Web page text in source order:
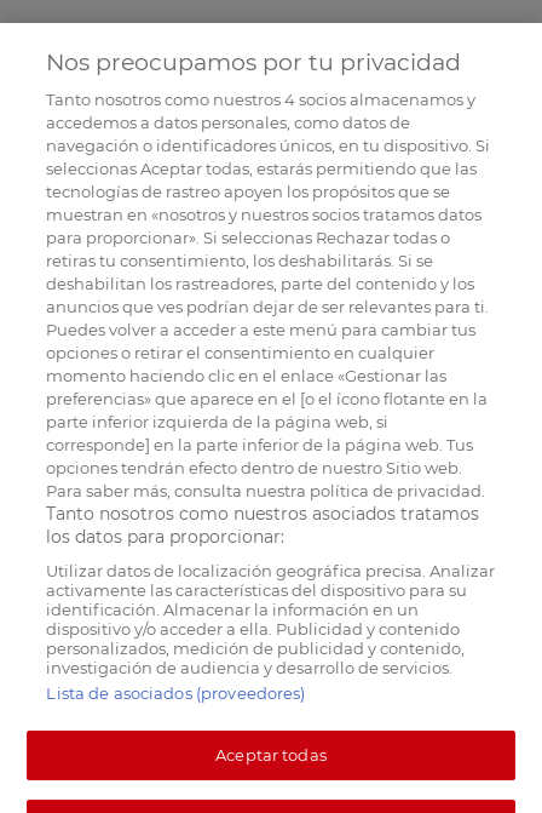
Nos preocupamos por tu privacidad
Tanto nosotros como nuestros4socios almacenamos y
accedemos a datos personales, como datos de
navegación o identificadores únicos, en tu dispositivo. Si
seleccionas Aceptar todas, estarás permitiendo que las
tecnologías de rastreo apoyen los propósitos que se
muestran en «nosotros y nuestros socios tratamos datos
para proporcionar». Si seleccionas Rechazar todas o
retiras tu consentimiento, los deshabilitarás. Si se
deshabilitan los rastreadores, parte del contenido y los
anuncios que ves podrían dejar de ser relevantes para ti.
Puedes volver a acceder a este menú para cambiar tus
opciones o retirar el consentimiento en cualquier
momento haciendo clic en el enlace «Gestionar las
preferencias» que aparece en el [o el ícono flotante en la
parte inferior izquierda de la página web, si
corresponde] en la parte inferior de la página web. Tus
opciones tendrán efecto dentro de nuestro Sitio web.
Para saber más, consulta nuestra política de privacidad.
Tanto nosotros como nuestros asociados tratamos
los datos para proporcionar:
Utilizar datos de localización geográfica precisa. Analizar
activamente las características del dispositivo para su
identificación. Almacenar la información en un
dispositivo y/o acceder a ella. Publicidad y contenido
personalizados, medición de publicidad y contenido,
investigación de audiencia y desarrollo de servicios.
Lista de asociados (proveedores)
Aceptar todas